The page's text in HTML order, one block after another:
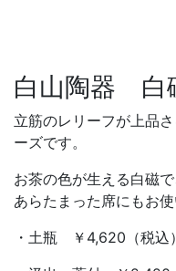
白山陶器 白
立筋のレリーフが上品
ーズです。
お茶の色が生える白磁
あらたまった席にもお使
・土瓶 ￥4,620（税込）